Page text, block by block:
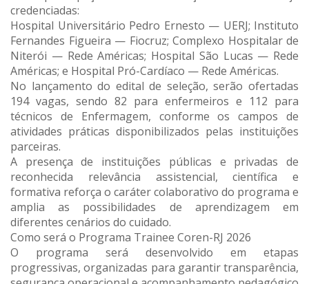
credenciadas:
Hospital Universitário Pedro Ernesto — UERJ; Instituto
Fernandes Figueira — Fiocruz; Complexo Hospitalar de
Niterói — Rede Américas; Hospital São Lucas — Rede
Américas; e Hospital Pró-Cardíaco — Rede Américas.
No lançamento do edital de seleção, serão ofertadas
194 vagas, sendo 82 para enfermeiros e 112 para
técnicos de Enfermagem, conforme os campos de
atividades práticas disponibilizados pelas instituições
parceiras.
A presença de instituições públicas e privadas de
reconhecida relevância assistencial, científica e
formativa reforça o caráter colaborativo do programa e
amplia as possibilidades de aprendizagem em
diferentes cenários do cuidado.
Como será o Programa Trainee Coren-RJ 2026
O programa será desenvolvido em etapas
progressivas, organizadas para garantir transparência,